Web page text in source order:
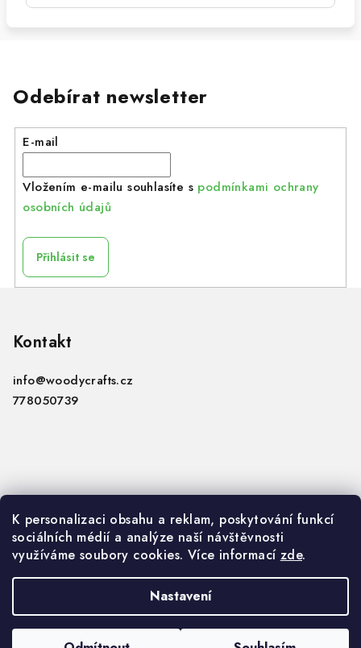
K personalizaci obsahu a reklam, poskytování funkcí
sociálních médií a analýze naší návštěvnosti
využíváme soubory cookies. Více informací zde.
Nastavení
Odebírat newsletter
E-mail
Vložením e-mailu souhlasíte s podmínkami ochrany
osobních údajů
Přihlásit se
Kontakt
info@woodycrafts.cz
778050739
VOP
GDPR
Copyright 2026Woody Crafts B2B. Všechna práva
vyhrazena.Upravit nastavení cookies